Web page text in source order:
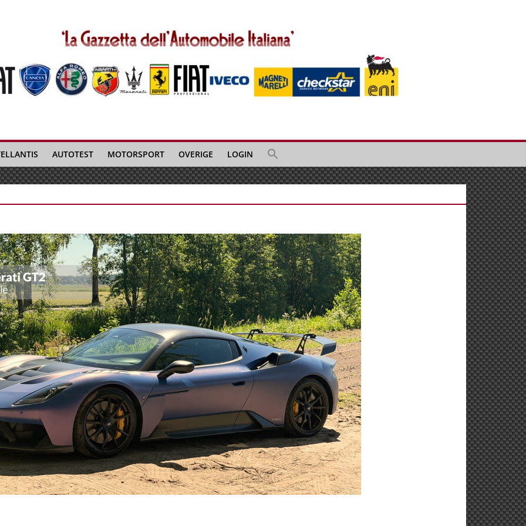
AUTOTEST MOTORSPORT OVERIGE LOGIN